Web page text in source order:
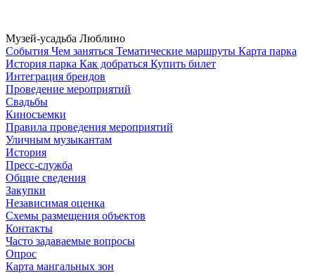
Музей-усадьба Люблино
Cобытия Чем заняться Тематические маршруты Карта парка
История парка Как добраться Купить билет
Интеграция брендов
Проведение мероприятий
Свадьбы
Киносъемки
Правила проведения мероприятий
Уличным музыкантам
История
Пресс-служба
Общие сведения
Закупки
Независимая оценка
Схемы размещения объектов
Контакты
Часто задаваемые вопросы
Опрос
Карта мангальных зон